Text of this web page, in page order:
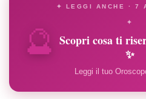
🔮
✦ LEGGI ANCHE · 7
✦
Scopri cosa ti
✨
Leggi il tuo